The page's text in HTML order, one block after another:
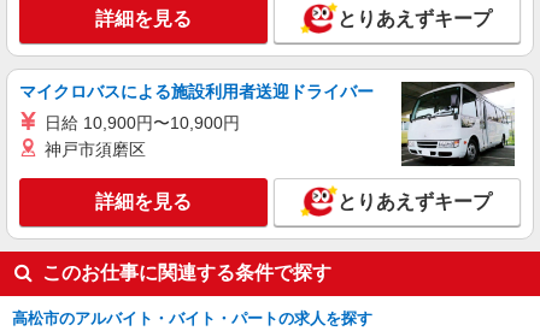
詳細を見る とりあえずキープ
マイクロバスによる施設利用者送迎ドライバー
日給 10,900円〜10,900円
神戸市須磨区
詳細を見る とりあえずキープ
このお仕事に関連する条件で探す
高松市のアルバイト・バイト・パートの求人を探す